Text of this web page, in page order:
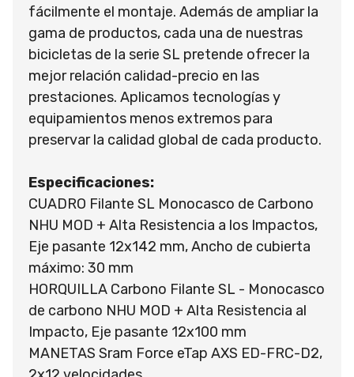
fácilmente el montaje. Además de ampliar la
gama de productos, cada una de nuestras
bicicletas de la serie SL pretende ofrecer la
mejor relación calidad-precio en las
prestaciones. Aplicamos tecnologías y
equipamientos menos extremos para
preservar la calidad global de cada producto.
Especificaciones:
CUADRO Filante SL Monocasco de Carbono
NHU MOD + Alta Resistencia a los Impactos,
Eje pasante 12x142 mm, Ancho de cubierta
máximo: 30 mm
HORQUILLA Carbono Filante SL - Monocasco
de carbono NHU MOD + Alta Resistencia al
Impacto, Eje pasante 12x100 mm
MANETAS Sram Force eTap AXS ED-FRC-D2,